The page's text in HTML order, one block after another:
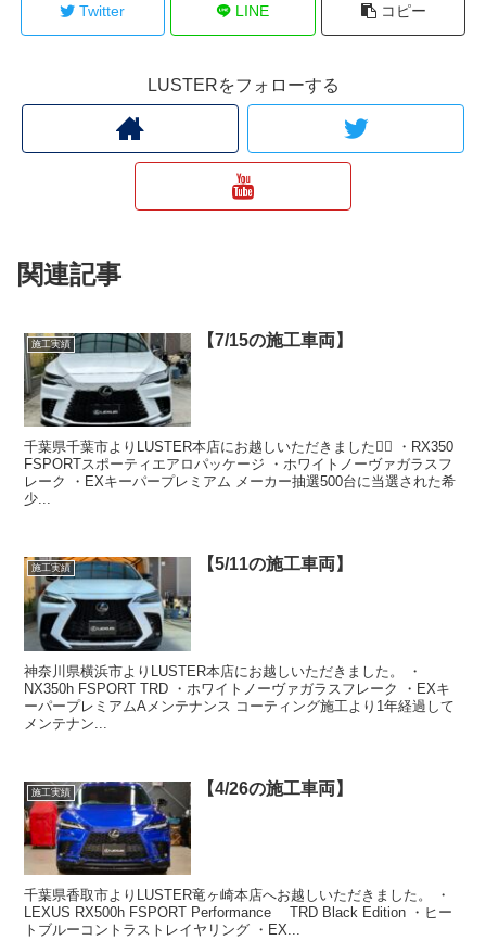
Twitter LINE コピー
LUSTERをフォローする
関連記事
施工実績 【7/15の施工車両】
千葉県千葉市よりLUSTER本店にお越しいただきました🙇‍♂️ ・RX350
FSPORTスポーティエアロパッケージ ・ホワイトノーヴァガラスフ
レーク ・EXキーパープレミアム メーカー抽選500台に当選された希
少...
施工実績 【5/11の施工車両】
神奈川県横浜市よりLUSTER本店にお越しいただきました。 ・
NX350h FSPORT TRD ・ホワイトノーヴァガラスフレーク ・EXキ
ーパープレミアムAメンテナンス コーティング施工より1年経過して
メンテナン...
施工実績 【4/26の施工車両】
千葉県香取市よりLUSTER竜ヶ崎本店へお越しいただきました。 ・
LEXUS RX500h FSPORT Performance TRD Black Edition ・ヒー
トブルーコントラストレイヤリング ・EX...